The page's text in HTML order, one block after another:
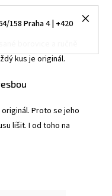
158 Praha 4 | +420
borovice a ručně
kus je originál.
Proto se jeho
lišit. I od toho na